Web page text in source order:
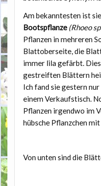
Am bekanntesten ist
Bootspflanze(Rhoeo
Pflanzen in mehreren
Blattoberseite, die
immer lila gefärbt.
gestreiften Blättern
Ich fand sie gestern
einem Verkaufstisch.
Pflanzen irgendwo im
hübsche Pflanzchen mit
Von unten sind die